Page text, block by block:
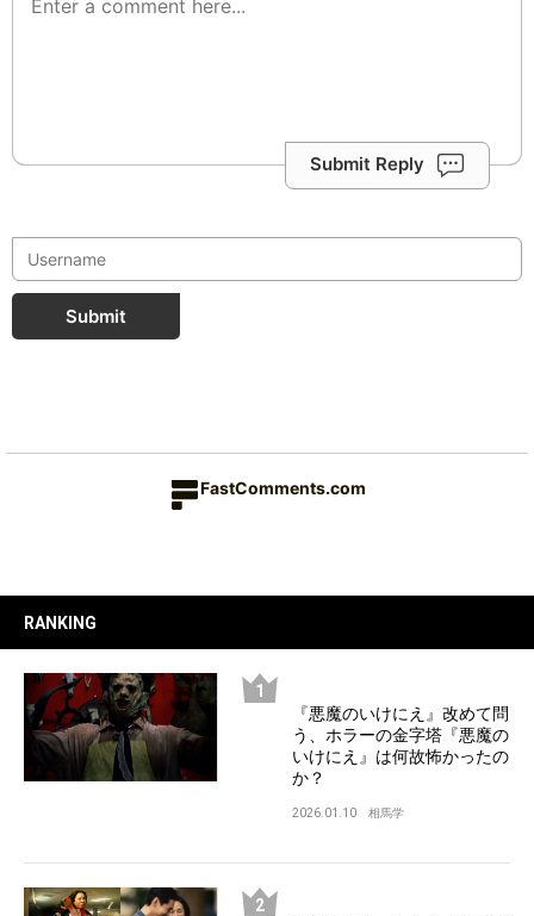
Submit Reply
Submit
FastComments.com
RANKING
『悪魔のいけにえ』改めて問
う、ホラーの金字塔『悪魔の
いけにえ』は何故怖かったの
か？
2026.01.10 相馬学